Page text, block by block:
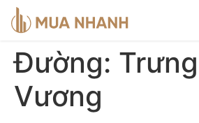
Đường:
Vương